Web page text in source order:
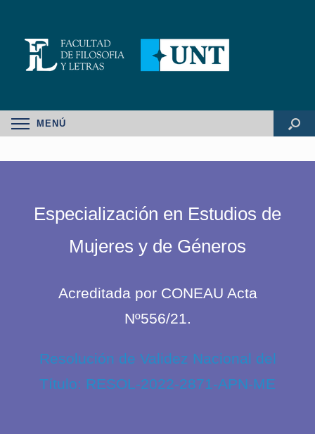
MENÚ
Especialización en Estudios de
Mujeres y de Géneros
Acreditada por CONEAU Acta
Nº556/21.
Resolución de Validez Nacional del
Título: RESOL-2022-2871-APN-ME